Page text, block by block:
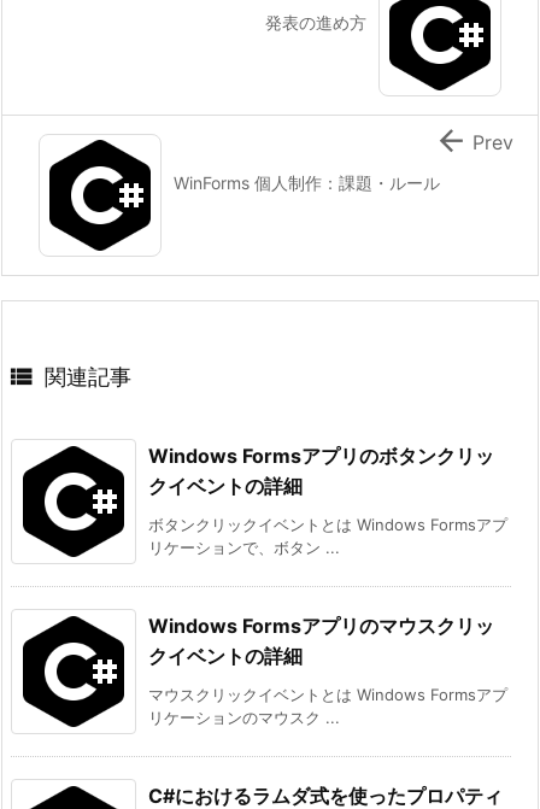
発表の進め方
WinForms 個人制作：課題・ルール
 Prev
 関連記事
Windows Formsアプリのボタンクリッ
クイベントの詳細
ボタンクリックイベントとは Windows Formsアプ
リケーションで、ボタン ...
Windows Formsアプリのマウスクリッ
クイベントの詳細
マウスクリックイベントとは Windows Formsアプ
リケーションのマウスク ...
C#におけるラムダ式を使ったプロパティ